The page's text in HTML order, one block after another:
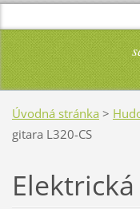
Úvodná stránka >
gitara L320-CS